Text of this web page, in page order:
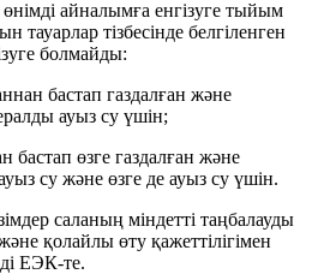
айналымға енгізуге тыйым
тауарлар тізбесінде белгіленген
болмайды:
бастап газдалған және
ауыз су үшін;
өзге газдалған және
су және өзге де ауыз су үшін.
саланың міндетті таңбалауды
қолайлы өту қажеттілігімен
ЕЭК-те.